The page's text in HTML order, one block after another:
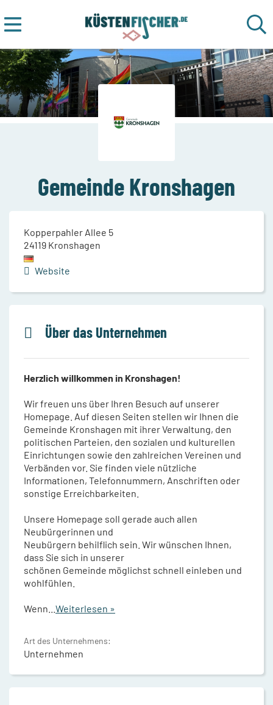
Gemeinde Kronshagen
Kopperpahler Allee 5
24119 Kronshagen
Website
Über das Unternehmen
Herzlich willkommen in Kronshagen!
Wir freuen uns über Ihren Besuch auf unserer
Homepage. Auf diesen Seiten stellen wir Ihnen die
Gemeinde Kronshagen mit ihrer Verwaltung, den
politischen Parteien, den sozialen und kulturellen
Einrichtungen sowie den zahlreichen Vereinen und
Verbänden vor. Sie finden viele nützliche
Informationen, Telefonnummern, Anschriften oder
sonstige Erreichbarkeiten.
Unsere Homepage soll gerade auch allen
Neubürgerinnen und
Neubürgern behilflich sein. Wir wünschen Ihnen,
dass Sie sich in unserer
schönen Gemeinde möglichst schnell einleben und
wohlfühlen.
Wenn Weiterlesen »
Art des Unternehmens:
Unternehmen